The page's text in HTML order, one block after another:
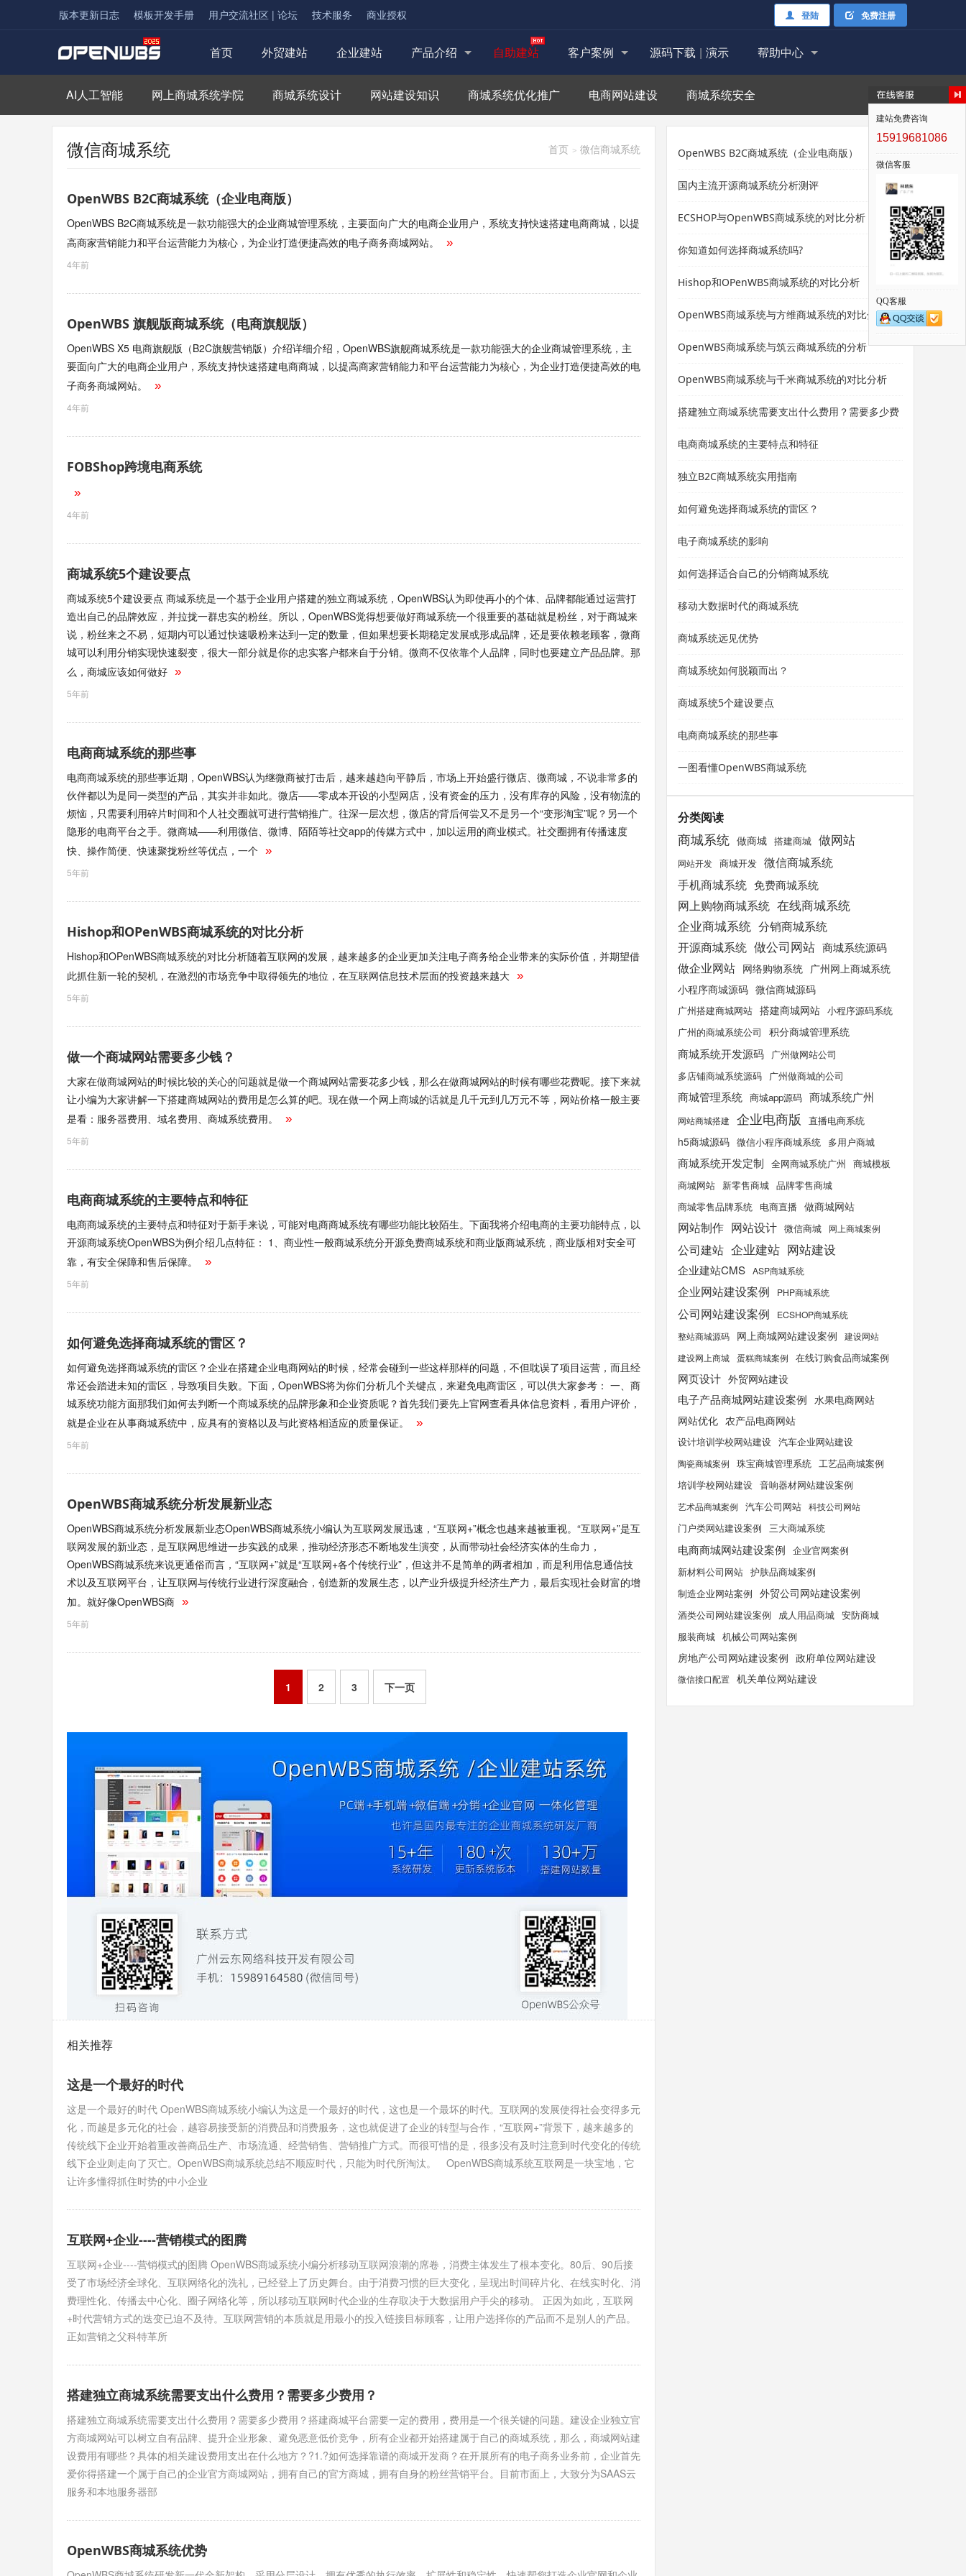
版本更新日志 模板开发手册 用户交流社区 | 论坛 技术服务 商业授权 登陆 免费注册
首页 外贸建站 企业建站 产品介绍 自助建站 客户案例 源码下载 | 演示 帮助中心
AI人工智能 网上商城系统学院 商城系统设计 网站建设知识 商城系统优化推广 电商网站建设 商城系统安全
首页 > 微信商城系统
微信商城系统
OpenWBS B2C商城系统（企业电商版）
OpenWBS B2C商城系统是一款功能强大的企业商城管理系统，主要面向广大的电商企业用户，系统支持快速搭建电商商城，以提
高商家营销能力和平台运营能力为核心，为企业打造便捷高效的电子商务商城网站。
»
4年前
OpenWBS 旗舰版商城系统（电商旗舰版）
OpenWBS X5 电商旗舰版（B2C旗舰营销版）介绍详细介绍，OpenWBS旗舰商城系统是一款功能强大的企业商城管理系统，主
要面向广大的电商企业用户，系统支持快速搭建电商商城，以提高商家营销能力和平台运营能力为核心，为企业打造便捷高效的电
子商务商城网站。
»
4年前
FOBShop跨境电商系统
»
4年前
商城系统5个建设要点
商城系统5个建设要点 商城系统是一个基于企业用户搭建的独立商城系统，OpenWBS认为即使再小的个体、品牌都能通过运营打
造出自己的品牌效应，并拉拢一群忠实的粉丝。所以，OpenWBS觉得想要做好商城系统一个很重要的基础就是粉丝，对于商城来
说，粉丝来之不易，短期内可以通过快速吸粉来达到一定的数量，但如果想要长期稳定发展或形成品牌，还是要依赖老顾客，微商
城可以利用分销实现快速裂变，很大一部分就是你的忠实客户都来自于分销。微商不仅依靠个人品牌，同时也要建立产品品牌。那
么，商城应该如何做好 »
5年前
电商商城系统的那些事
电商商城系统的那些事近期，OpenWBS认为继微商被打击后，越来越趋向平静后，市场上开始盛行微店、微商城，不说非常多的
伙伴都以为是同一类型的产品，其实并非如此。微店——零成本开设的小型网店，没有资金的压力，没有库存的风险，没有物流的
烦恼，只需要利用碎片时间和个人社交圈就可进行营销推广。往深一层次想，微店的背后何尝又不是另一个“变形淘宝”呢？另一个
隐形的电商平台之手。微商城——利用微信、微博、陌陌等社交app的传媒方式中，加以运用的商业模式。社交圈拥有传播速度
快、操作简便、快速聚拢粉丝等优点，一个 »
5年前
Hishop和OPenWBS商城系统的对比分析
Hishop和OPenWBS商城系统的对比分析随着互联网的发展，越来越多的企业更加关注电子商务给企业带来的实际价值，并期望借
此抓住新一轮的契机，在激烈的市场竞争中取得领先的地位，在互联网信息技术层面的投资越来越大 »
5年前
做一个商城网站需要多少钱？
大家在做商城网站的时候比较的关心的问题就是做一个商城网站需要花多少钱，那么在做商城网站的时候有哪些花费呢。接下来就
让小编为大家讲解一下搭建商城网站的费用是怎么算的吧。现在做一个网上商城的话就是几千元到几万元不等，网站价格一般主要
是看：服务器费用、域名费用、商城系统费用。
»
5年前
电商商城系统的主要特点和特征
电商商城系统的主要特点和特征对于新手来说，可能对电商商城系统有哪些功能比较陌生。下面我将介绍电商的主要功能特点，以
开源商城系统OpenWBS为例介绍几点特征： 1、商业性一般商城系统分开源免费商城系统和商业版商城系统，商业版相对安全可
靠，有安全保障和售后保障。
»
5年前
如何避免选择商城系统的雷区？
如何避免选择商城系统的雷区？企业在搭建企业电商网站的时候，经常会碰到一些这样那样的问题，不但耽误了项目运营，而且经
常还会踏进未知的雷区，导致项目失败。下面，OpenWBS将为你们分析几个关键点，来避免电商雷区，可以供大家参考： 一、商
城系统功能方面那我们如何去判断一个商城系统的品牌形象和企业资质呢？首先我们要先上官网查看具体信息资料，看用户评价，
就是企业在从事商城系统中，应具有的资格以及与此资格相适应的质量保证。
»
5年前
OpenWBS商城系统分析发展新业态
OpenWBS商城系统分析发展新业态OpenWBS商城系统小编认为互联网发展迅速，“互联网+”概念也越来越被重视。“互联网+”是互
联网发展的新业态，是互联网思维进一步实践的成果，推动经济形态不断地发生演变，从而带动社会经济实体的生命力，
OpenWBS商城系统来说更通俗而言，“互联网+”就是“互联网+各个传统行业”，但这并不是简单的两者相加，而是利用信息通信技
术以及互联网平台，让互联网与传统行业进行深度融合，创造新的发展生态，以产业升级提升经济生产力，最后实现社会财富的增
加。就好像OpenWBS商 »
5年前
1 2 3 下一页
相关推荐
这是一个最好的时代
这是一个最好的时代 OpenWBS商城系统小编认为这是一个最好的时代，这也是一个最坏的时代。互联网的发展使得社会变得多元
化，而越是多元化的社会，越容易接受新的消费品和消费服务，这也就促进了企业的转型与合作，“互联网+”背景下，越来越多的
传统线下企业开始着重改善商品生产、市场流通、经营销售、营销推广方式。而很可惜的是，很多没有及时注意到时代变化的传统
线下企业则走向了灭亡。OpenWBS商城系统总结不顺应时代，只能为时代所淘汰。 OpenWBS商城系统互联网是一块宝地，它
让许多懂得抓住时势的中小企业
互联网+企业----营销模式的图腾
互联网+企业----营销模式的图腾 OpenWBS商城系统小编分析移动互联网浪潮的席卷，消费主体发生了根本变化。80后、90后接
受了市场经济全球化、互联网络化的洗礼，已经登上了历史舞台。由于消费习惯的巨大变化，呈现出时间碎片化、在线实时化、消
费理性化、传播去中心化、圈子网络化等，所以移动互联网时代企业的生存取决于大数据用户手尖的移动。 正因为如此，互联网
+时代营销方式的迭变已迫不及待。互联网营销的本质就是用最小的投入链接目标顾客，让用户选择你的产品而不是别人的产品。
正如营销之父科特革所
搭建独立商城系统需要支出什么费用？需要多少费用？
搭建独立商城系统需要支出什么费用？需要多少费用？搭建商城平台需要一定的费用，费用是一个很关键的问题。建设企业独立官
方商城网站可以树立自有品牌、提升企业形象、避免恶意低价竞争，所有企业都开始搭建属于自己的商城系统，那么，商城网站建
设费用有哪些？具体的相关建设费用支出在什么地方？?1.?如何选择靠谱的商城开发商？在开展所有的电子商务业务前，企业首先
爱你得搭建一个属于自己的企业官方商城网站，拥有自己的官方商城，拥有自身的粉丝营销平台。目前市面上，大致分为SAAS云
服务和本地服务器部
OpenWBS商城系统优势
OpenWBS B2C商城系统（企业电商版）
国内主流开源商城系统分析测评
ECSHOP与OpenWBS商城系统的对比分析
你知道如何选择商城系统吗?
Hishop和OPenWBS商城系统的对比分析
OpenWBS商城系统与方维商城系统的对比分析
OpenWBS商城系统与筑云商城系统的分析
OpenWBS商城系统与千米商城系统的对比分析
搭建独立商城系统需要支出什么费用？需要多少费
电商商城系统的主要特点和特征
独立B2C商城系统实用指南
如何避免选择商城系统的雷区？
电子商城系统的影响
如何选择适合自己的分销商城系统
移动大数据时代的商城系统
商城系统远见优势
商城系统如何脱颖而出？
商城系统5个建设要点
电商商城系统的那些事
一图看懂OpenWBS商城系统
分类阅读
商城系统 做商城 搭建商城 做网站
网站开发 商城开发 微信商城系统
手机商城系统 免费商城系统
网上购物商城系统 在线商城系统
企业商城系统 分销商城系统
开源商城系统 做公司网站 商城系统源码
做企业网站 网络购物系统 广州网上商城系统
小程序商城源码 微信商城源码
广州搭建商城网站 搭建商城网站 小程序源码系统
广州的商城系统公司
积分商城管理系统
商城系统开发源码 广州做网站公司
多店铺商城系统源码 广州做商城的公司
商城管理系统 商城app源码 商城系统广州
网站商城搭建 企业电商版 直播电商系统
h5商城源码 微信小程序商城系统 多用户商城
商城系统开发定制 全网商城系统广州 商城模板
商城网站 新零售商城 品牌零售商城
商城零售品牌系统 电商直播 做商城网站
网站制作 网站设计 微信商城 网上商城案例
公司建站 企业建站 网站建设
企业建站CMS ASP商城系统
企业网站建设案例 PHP商城系统
公司网站建设案例
ECSHOP商城系统
整站商城源码
网上商城网站建设案例
建设网站
建设网上商城 蛋糕商城案例 在线订购食品商城案例
网页设计 外贸网站建设
电子产品商城网站建设案例 水果电商网站
网站优化 农产品电商网站
设计培训学校网站建设 汽车企业网站建设
陶瓷商城案例 珠宝商城管理系统 工艺品商城案例
培训学校网站建设 音响器材网站建设案例
艺术品商城案例 汽车公司网站 科技公司网站
门户类网站建设案例 三大商城系统
电商商城网站建设案例 企业官网案例
新材料公司网站 护肤品商城案例
制造企业网站案例 外贸公司网站建设案例
酒类公司网站建设案例 成人用品商城 安防商城
服装商城 机械公司网站案例
房地产公司网站建设案例 政府单位网站建设
微信接口配置 机关单位网站建设
建站免费咨询
15919681086
微信客服
QQ客服